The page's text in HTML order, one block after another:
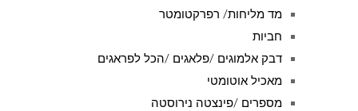
מד מליחות/ רפרקטומטר
חביות
דבק אלמוגים /פלאגים /הכל לפראגים
מאכיל אוטומטי
מספרים /פינצטה נירוסטה